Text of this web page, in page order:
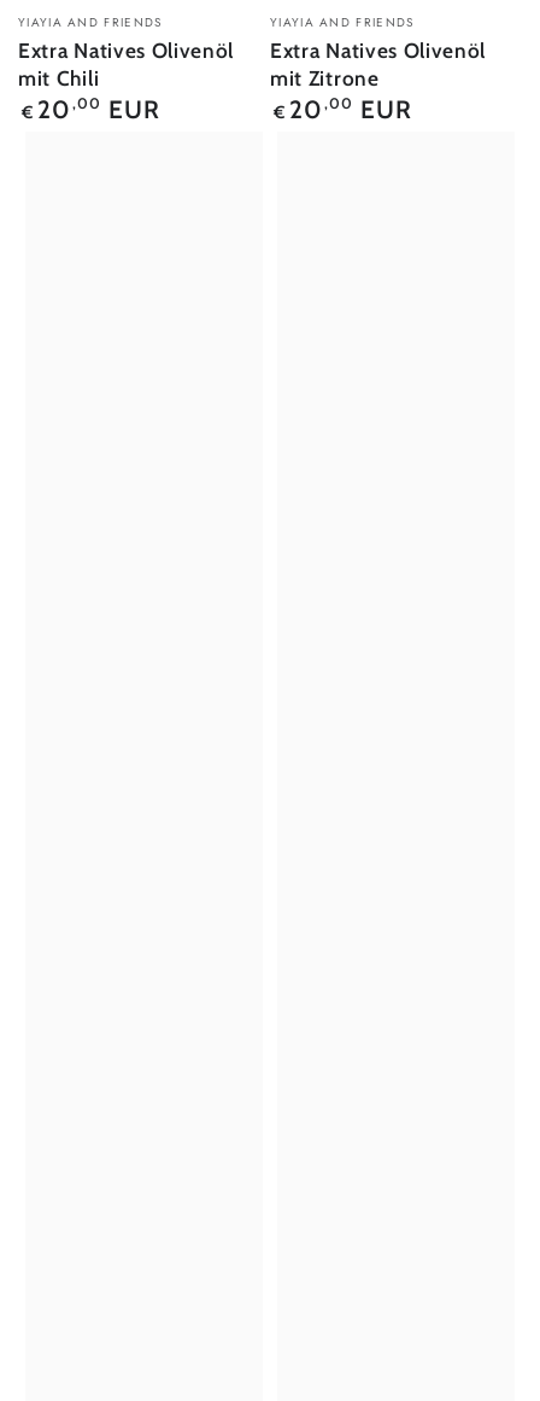
Verkäufer/in:
YIAYIA AND FRIENDS
Extra Natives Olivenöl
mit Chili
Regulärer
Preis
€ 20 ,00 EUR
Verkäufer/in:
YIAYIA AND FRIENDS
Extra Natives Olivenöl
mit Zitrone
Regulärer
Preis
€ 20 ,00 EUR